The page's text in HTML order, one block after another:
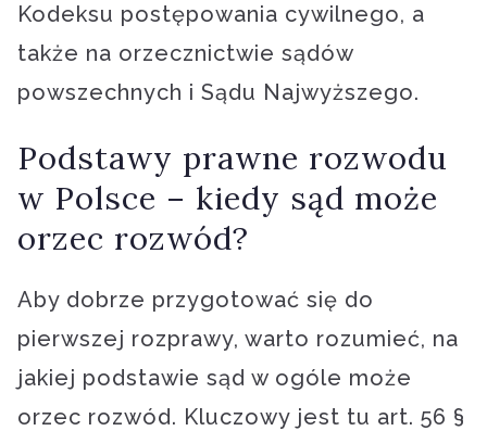
Kodeksu postępowania cywilnego, a
także na orzecznictwie sądów
powszechnych i Sądu Najwyższego.
Podstawy prawne rozwodu
w Polsce – kiedy sąd może
orzec rozwód?
Aby dobrze przygotować się do
pierwszej rozprawy, warto rozumieć, na
jakiej podstawie sąd w ogóle może
orzec rozwód. Kluczowy jest tu art. 56 §